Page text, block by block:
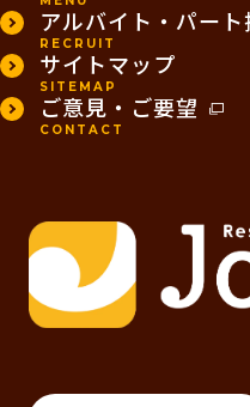
アルバイト・パー
RECRUIT
サイトマップ
SITEMAP
ご意見・ご要望
CONTACT